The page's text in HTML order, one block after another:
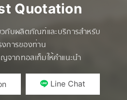
Quotation
กับผลิตภัณฑ์และบริการสำหรับ
งการของท่าน
จากทอสเท็มให้คำแนะนำ
Line Chat